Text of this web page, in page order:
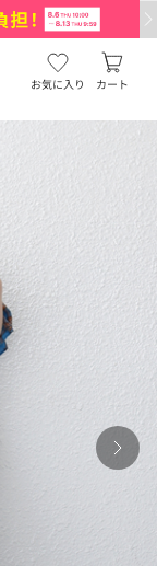
お気に入り カート